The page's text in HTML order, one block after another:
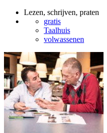
Lezen, schrijven, praten
gratis
Taalhuis
volwassenen